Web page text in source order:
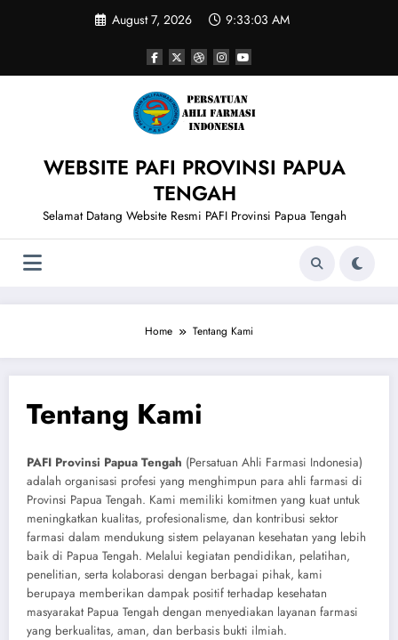
August 7, 2026 9:33:03 AM
WEBSITE PAFI PROVINSI PAPUA
TENGAH
Selamat Datang Website Resmi PAFI Provinsi Papua Tengah
Home Tentang Kami
Tentang Kami
PAFI Provinsi Papua Tengah (Persatuan Ahli Farmasi Indonesia)
adalah organisasi profesi yang menghimpun para ahli farmasi di
Provinsi Papua Tengah. Kami memiliki komitmen yang kuat untuk
meningkatkan kualitas, profesionalisme, dan kontribusi sektor
farmasi dalam mendukung sistem pelayanan kesehatan yang lebih
baik di Papua Tengah. Melalui kegiatan pendidikan, pelatihan,
penelitian, serta kolaborasi dengan berbagai pihak, kami
berupaya memberikan dampak positif terhadap kesehatan
masyarakat Papua Tengah dengan menyediakan layanan farmasi
yang berkualitas, aman, dan berbasis bukti ilmiah.